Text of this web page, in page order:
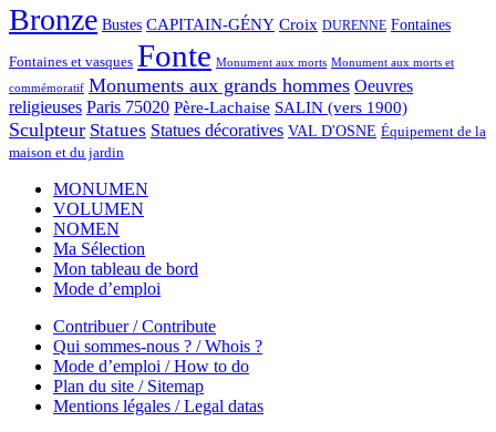
Bronze Bustes CAPITAIN-GÉNY Croix DURENNE Fontaines
Fontaines et vasques Fonte Monument aux morts Monument aux morts et
commémoratif Monuments aux grands hommes Oeuvres
religieuses Paris 75020 Père-Lachaise SALIN (vers 1900)
Sculpteur Statues Statues décoratives VAL D'OSNE Équipement de la
maison et du jardin
MONUMEN
VOLUMEN
NOMEN
Ma Sélection
Mon tableau de bord
Mode d’emploi
Contribuer / Contribute
Qui sommes-nous ? / Whois ?
Mode d’emploi / How to do
Plan du site / Sitemap
Mentions légales / Legal datas